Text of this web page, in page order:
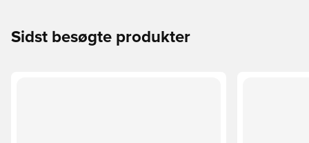
Sidst besøgte produkter